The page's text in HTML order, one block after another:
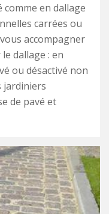
en dallage
carrées ou
accompagner
dallage : en
ou désactivé non
jardiniers
de pavé et